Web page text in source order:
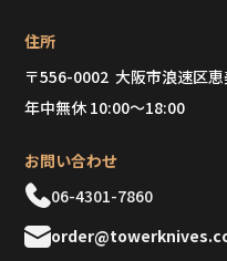
住所
〒556-0002 大阪市浪速区
年中無休 10:00～18:00
お問い合わせ
06-4301-7860